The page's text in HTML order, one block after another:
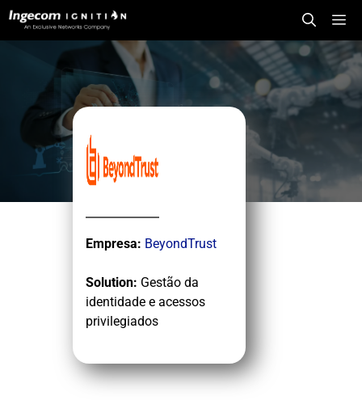
Saltar
para
Empresa: BeyondTrust
Solution: Gestão da
identidade e acessos
privilegiados